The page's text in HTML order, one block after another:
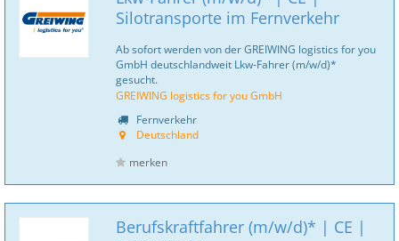
Silotransporte im Fernverkehr
Ab sofort werden von der GREIWING logistics for you
GmbH deutschlandweit Lkw-Fahrer (m/w/d)*
gesucht.
GREIWING logistics for you GmbH
Fernverkehr
Deutschland
merken
Berufskraftfahrer (m/w/d)* | CE |